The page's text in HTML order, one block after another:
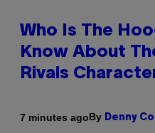
Who Is The
Know About
Rivals
7 minutes agoBy Denny